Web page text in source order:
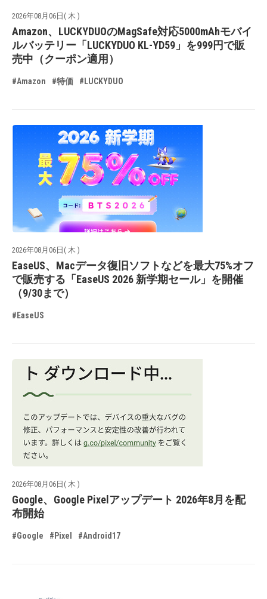
2026年08月06日( 木 )
Amazon、LUCKYDUOのMagSafe対応5000mAhモバイ
ルバッテリー「LUCKYDUO KL-YD59」を999円で販
売中（クーポン適用）
#Amazon #特価 #LUCKYDUO
2026年08月06日( 木 )
EaseUS、Macデータ復旧ソフトなどを最大75%オフ
で販売する「EaseUS 2026 新学期セール」を開催
（9/30まで）
#EaseUS
2026年08月06日( 木 )
Google、Google Pixelアップデート 2026年8月を配
布開始
#Google #Pixel #Android17